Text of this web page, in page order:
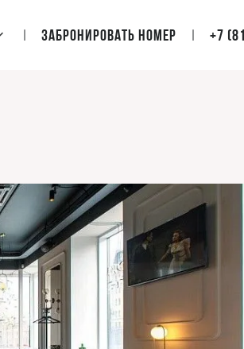
Забронировать номер +7